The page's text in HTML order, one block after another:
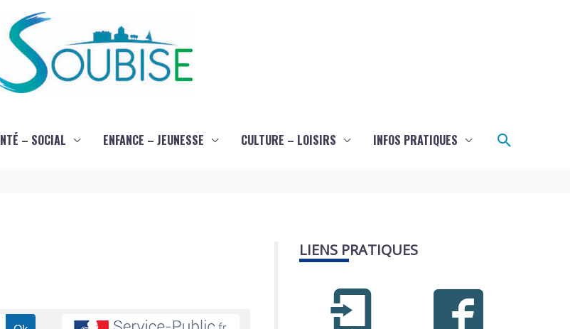
– SOCIAL ENFANCE – JEUNESSE CULTURE – LOISIRS INFOS PRATIQUES
LIENS PRATIQUES